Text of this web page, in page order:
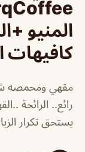
المنيو
كافيهات
مقهي ومحمصه
رائع.. الرائحة
يستحق تكرار